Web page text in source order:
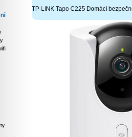
TP-LINK Tapo C225 Domácí